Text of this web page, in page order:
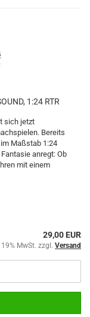
1:24 RTR
sich jetzt
Bereits
Maßstab 1:24
anregt: Ob
mit einem
29,00 EUR
MwSt. zzgl. Versand